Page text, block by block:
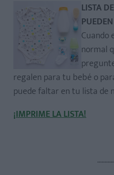
LISTA
Cuando
normal
regalen para tu bebé o
puede faltar en tu lista de
¡IMPRIME LA LISTA!